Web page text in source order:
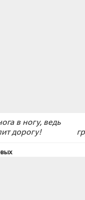
в ногу, ведь
дорогу!